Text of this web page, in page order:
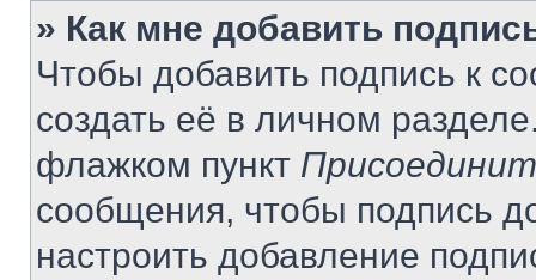
» Как мне добавить
Чтобы добавить подпись к
создать её в личном
флажком пункт
сообщения, чтобы подпись
настроить добавление